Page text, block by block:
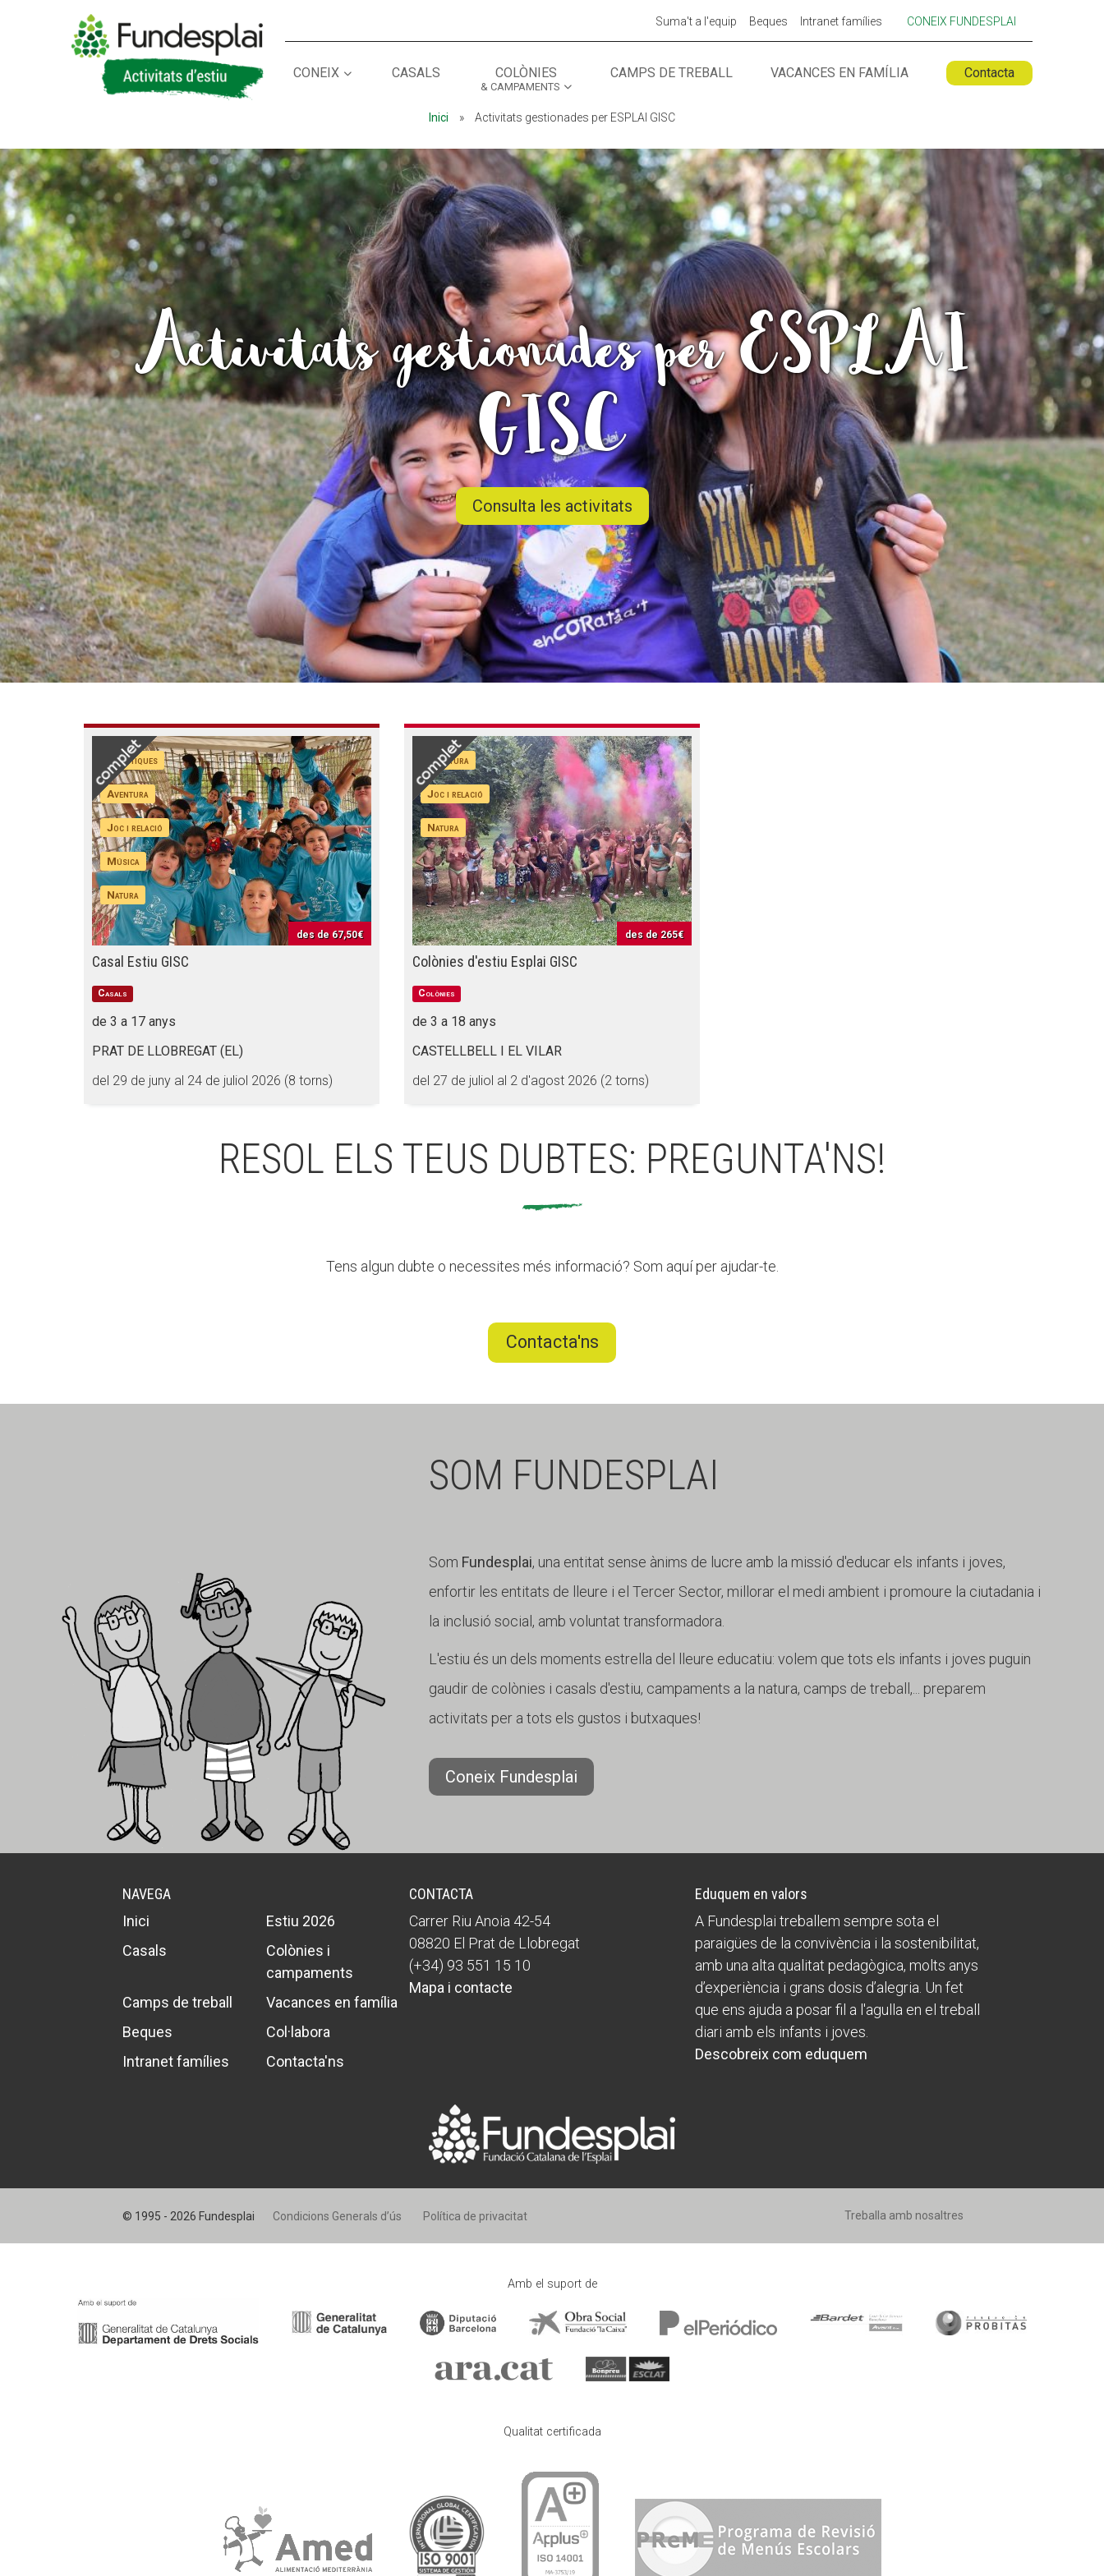
Suma't a l'equip Beques Intranet famílies CONEIX FUNDESPLAI
CONEIX CASALS COLÒNIES
& CAMPAMENTS
CAMPS DE TREBALL VACANCES EN FAMÍLIA Contacta
Inici » Activitats gestionades per ESPLAI GISC
Activitats gestionades per ESPLAI
GISC
Consulta les activitats
Artístiques
Aventura
Joc i relació
Música
Natura
des de 67,50€
Casal Estiu GISC
Casals
de 3 a 17 anys
PRAT DE LLOBREGAT (EL)
del 29 de juny al 24 de juliol 2026 (8 torns)
Aventura
Joc i relació
Natura
des de 265€
Colònies d'estiu Esplai GISC
Colònies
de 3 a 18 anys
CASTELLBELL I EL VILAR
del 27 de juliol al 2 d'agost 2026 (2 torns)
RESOL ELS TEUS DUBTES: PREGUNTA'NS!
Tens algun dubte o necessites més informació? Som aquí per ajudar-te.
Contacta'ns
SOM FUNDESPLAI
Som Fundesplai, una entitat sense ànims de lucre amb la missió d'educar els infants i joves,
enfortir les entitats de lleure i el Tercer Sector, millorar el medi ambient i promoure la ciutadania i
la inclusió social, amb voluntat transformadora.
L'estiu és un dels moments estrella del lleure educatiu: volem que tots els infants i joves puguin
gaudir de colònies i casals d'estiu, campaments a la natura, camps de treball,... preparem
activitats per a tots els gustos i butxaques!
Coneix Fundesplai
NAVEGA
Inici
Estiu 2026
Casals
Colònies i
campaments
Camps de treball
Vacances en família
Beques
Col·labora
Intranet famílies
Contacta'ns
CONTACTA
Carrer Riu Anoia 42-54
08820 El Prat de Llobregat
(+34) 93 551 15 10
Mapa i contacte
Eduquem en valors
A Fundesplai treballem sempre sota el
paraigües de la convivència i la sostenibilitat,
amb una alta qualitat pedagògica, molts anys
d’experiència i grans dosis d’alegria. Un fet
que ens ajuda a posar fil a l'agulla en el treball
diari amb els infants i joves.
Descobreix com eduquem
© 1995 - 2026 Fundesplai Condicions Generals d’ús Política de privacitat Treballa amb nosaltres
Amb el suport de
Qualitat certificada
ACTIVITATS D'ESTIU MÓN ESCOLAR
CASES DE COLÒNIES ACCIÓ SOCIAL I JOVES ESPLAIS SUPORT TERCER SECTOR
CONEIX FUNDESPLAI
La Fundació
L'equip
Missió i valors
Els comptes clars
Memòria d'activitats
Proposta educativa
ACTUALITAT
Notícies
Butlletins
Diari de la Fundació
Fundesplai als mitjans
Xarxes socials
COL·LABORA
Fes voluntariat
Fes un donatiu
Treballa amb nosaltres